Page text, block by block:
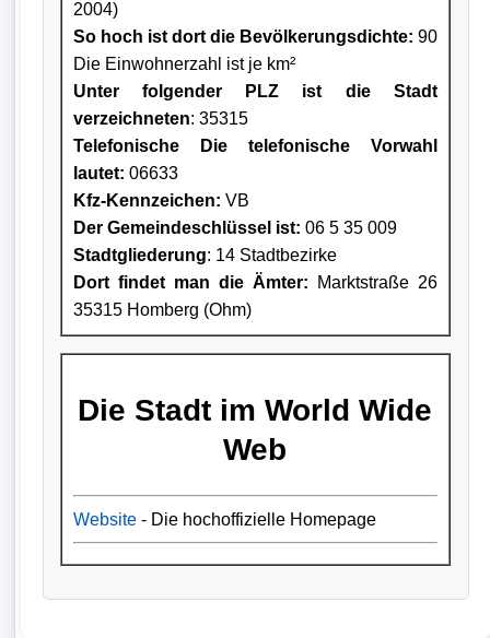
2004)
So hoch ist dort die Bevölkerungsdichte: 90
Die Einwohnerzahl ist je km²
Unter folgender PLZ ist die Stadt
verzeichneten: 35315
Telefonische Die telefonische Vorwahl
lautet: 06633
Kfz-Kennzeichen: VB
Der Gemeindeschlüssel ist: 06 5 35 009
Stadtgliederung: 14 Stadtbezirke
Dort findet man die Ämter: Marktstraße 26
35315 Homberg (Ohm)
Die Stadt im World Wide
Web
Website- Die hochoffizielle Homepage